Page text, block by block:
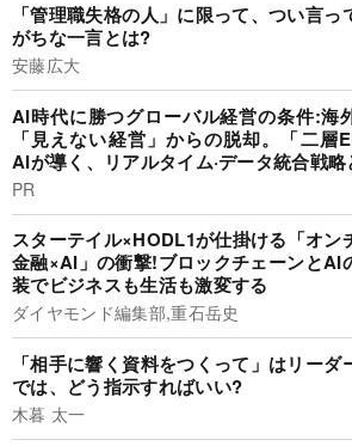
「管理職失格の人」に限って、つい言っ
がちな一言とは?
安藤広大
AI時代に勝つグローバル経営の条件:海
「見えない経営」からの脱却。「二層
AIが導く、リアルタイム·データ統合戦略
PR
スターテイル×HODL1が仕掛ける「オン
金融×AI」の衝撃!ブロックチェーンとAI
装でビジネスも生活も激変する
ダイヤモンド編集部,重石岳史
「相手に響く資料をつくって」はリーダ
では、どう指示すればいい?
木暮 太一